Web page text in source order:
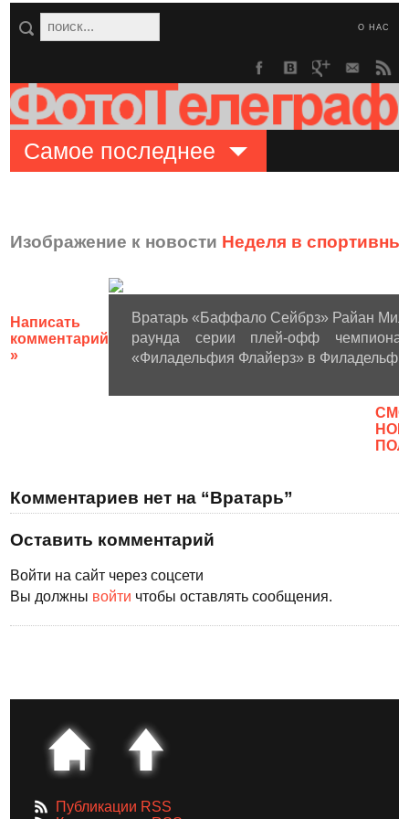
О НАС
Самое последнее
Изображение к новости Неделя в
Написать
комментарий
»
Вратарь «Баффало Сейбрз» Райан
раунда серии плей-офф
«Филадельфия Флайерз» в
Комментариев нет на “Вратарь”
Оставить комментарий
Войти на сайт через соцсети
Вы должны войти чтобы оставлять сообщения.
Публикации RSS